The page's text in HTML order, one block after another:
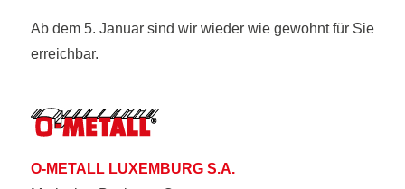
Ab dem 5. Januar sind wir wieder wie gewohnt für Sie
erreichbar.
O-METALL LUXEMBURG S.A.